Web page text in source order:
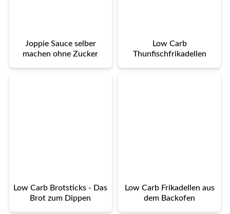
Joppie Sauce selber
machen ohne Zucker
Low Carb
Thunfischfrikadellen
Low Carb Brotsticks - Das
Brot zum Dippen
Low Carb Frikadellen aus
dem Backofen